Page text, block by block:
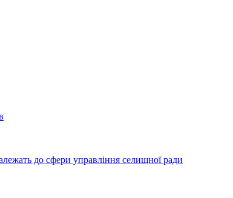
до сфери управління селищної ради